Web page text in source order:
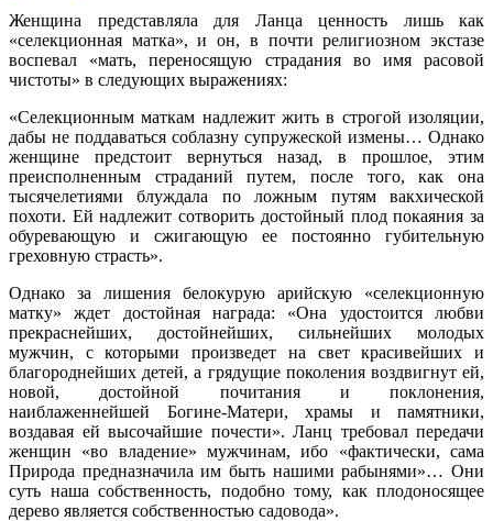
Женщина представляла для Ланца ценность лишь как
«селекционная матка», и он, в почти религиозном экстазе
воспевал «мать, переносящую страдания во имя расовой
чистоты» в следующих выражениях:
«Селекционным маткам надлежит жить в строгой изоляции,
дабы не поддаваться соблазну супружеской измены… Однако
женщине предстоит вернуться назад, в прошлое, этим
преисполненным страданий путем, после того, как она
тысячелетиями блуждала по ложным путям вакхической
похоти. Ей надлежит сотворить достойный плод покаяния за
обуревающую и сжигающую ее постоянно губительную
греховную страсть».
Однако за лишения белокурую арийскую «селекционную
матку» ждет достойная награда: «Она удостоится любви
прекраснейших, достойнейших, сильнейших молодых
мужчин, с которыми произведет на свет красивейших и
благороднейших детей, а грядущие поколения воздвигнут ей,
новой, достойной почитания и поклонения,
наиблаженнейшей Богине-Матери, храмы и памятники,
воздавая ей высочайшие почести». Ланц требовал передачи
женщин «во владение» мужчинам, ибо «фактически, сама
Природа предназначила им быть нашими рабынями»… Они
суть наша собственность, подобно тому, как плодоносящее
дерево является собственностью садовода».